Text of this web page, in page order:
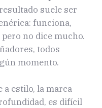
suele ser
funciona,
no dice mucho.
todos
momento.
a estilo, la marca
es difícil